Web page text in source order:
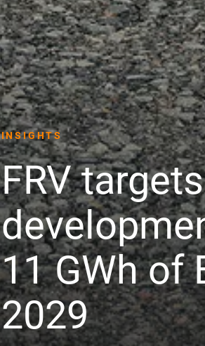
INSIGHTS
FRV
11 GWh of
2029